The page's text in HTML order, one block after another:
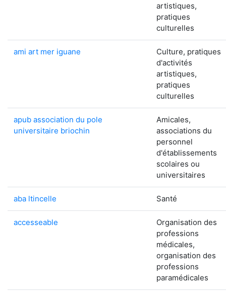
artistiques,
pratiques
culturelles
ami art mer iguane
Culture, pratiques
d'activités
artistiques,
pratiques
culturelles
apub association du pole
universitaire briochin
Amicales,
associations du
personnel
d'établissements
scolaires ou
universitaires
aba ltincelle Santé
accesseable
Organisation des
professions
médicales,
organisation des
professions
paramédicales